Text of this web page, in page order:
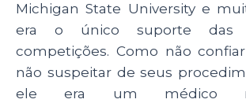
Michigan State University e
era o único suporte das
competições. Como não
não suspeitar de seus
ele era um médico